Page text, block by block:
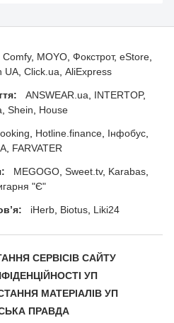
Comfy MOYO Фокстрот eStore
UA Click.ua AliExpress
ANSWEAR.ua
INTERTOP
Shein House
Hotline.finance Інфобус
FARVATER
MEGOGO Sweet.tv Karabas
"Є"
iHerb Biotus Liki24
СЕРВІСІВ САЙТУ
УП
МАТЕРІАЛІВ УП
ПРАВДА